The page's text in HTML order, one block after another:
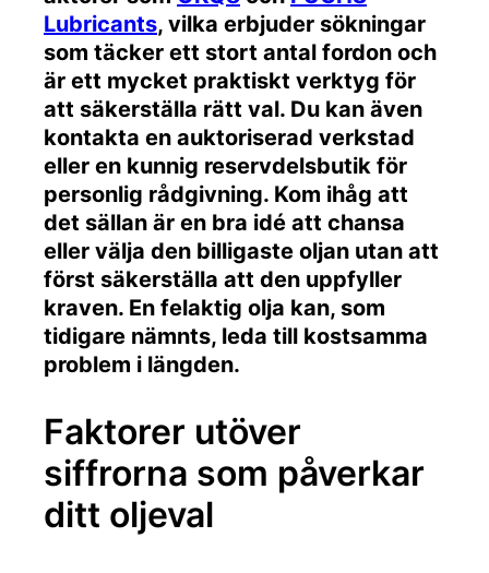
Lubricants, vilka erbjuder sökningar
som täcker ett stort antal fordon och
är ett mycket praktiskt verktyg för
att säkerställa rätt val. Du kan även
kontakta en auktoriserad verkstad
eller en kunnig reservdelsbutik för
personlig rådgivning. Kom ihåg att
det sällan är en bra idé att chansa
eller välja den billigaste oljan utan att
först säkerställa att den uppfyller
kraven. En felaktig olja kan, som
tidigare nämnts, leda till kostsamma
problem i längden.
Faktorer utöver
siffrorna som påverkar
ditt oljeval